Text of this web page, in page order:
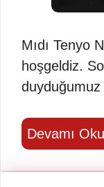
Mıdı Tenyo
hoşgeldiz.
Devamı